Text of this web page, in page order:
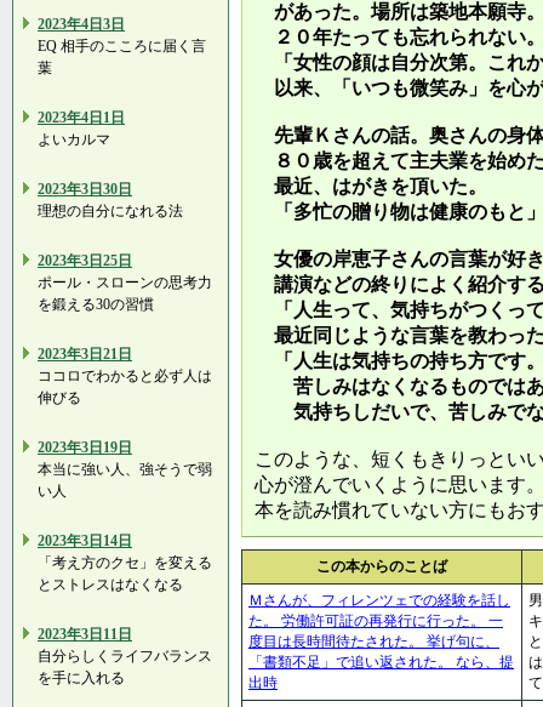
2023年4日3日
EQ 相手のこころに届く言
葉
2023年4日1日
よいカルマ
2023年3日30日
理想の自分になれる法
2023年3日25日
ポール・スローンの思考力
を鍛える30の習慣
2023年3日21日
ココロでわかると必ず人は
伸びる
2023年3日19日
本当に強い人、強そうで弱
い人
2023年3日14日
「考え方のクセ」を変える
とストレスはなくなる
2023年3日11日
自分らしくライフバランス
を手に入れる
があった。場所は築地本願寺
２０年たっても忘れられない
「女性の顔は自分次第。これ
以来、「いつも微笑み」を心
先輩Ｋさんの話。奥さんの身
８０歳を超えて主夫業を始め
最近、はがきを頂いた。
「多忙の贈り物は健康のもと
女優の岸恵子さんの言葉が好
講演などの終りによく紹介す
「人生って、気持ちがつくっ
最近同じような言葉を教わっ
「人生は気持ちの持ち方です
苦しみはなくなるものでは
気持ちしだいで、苦しみでな
このような、短くもきりっとい
心が澄んでいくように思います
本を読み慣れていない方にもお
この本からのことば
Ｍさんが、フィレンツェでの経験を話し
た。 労働許可証の再発行に行った。 一
度目は長時間待たされた。 挙げ句に、
「書類不足」で追い返された。 なら、提
出時